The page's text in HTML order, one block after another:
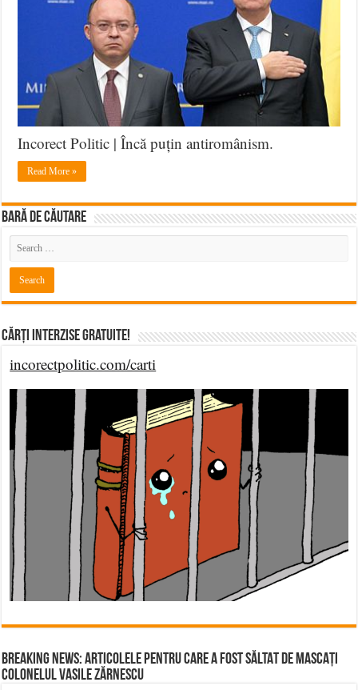
Incorect Politic | Încă puțin antiromânism.
Read More »
BARĂ DE CĂUTARE
Cărți Interzise Gratuite!
incorectpolitic.com/carti
BREAKING NEWS: ARTICOLELE PENTRU CARE A FOST SĂLTAT DE MASCAȚI
COLONELUL VASILE ZĂRNESCU